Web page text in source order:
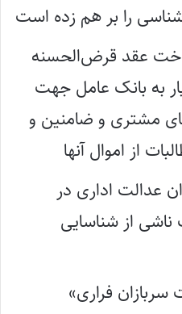
را بر هم زده است
فُرم یکنواخت عقد قرض‌الحسنه
به بانک عامل جهت
مشتری و ضامنین و
از اموال آنها
عدالت اداری در
از شناسایی
فراری»